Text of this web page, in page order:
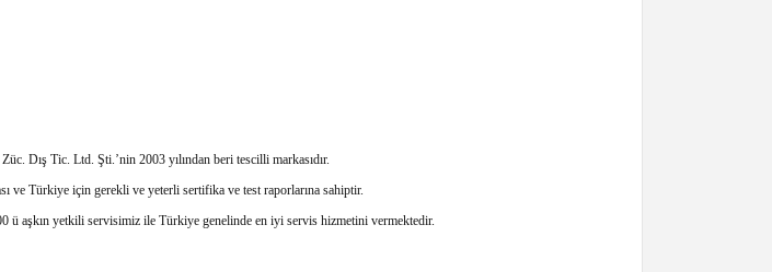
Dış Tic. Ltd. Şti.’nin 2003 yılından beri tescilli markasıdır.
Türkiye için gerekli ve yeterli sertifika ve test raporlarına sahiptir.
ü aşkın yetkili servisimiz ile Türkiye genelinde en iyi servis hizmetini vermektedir.